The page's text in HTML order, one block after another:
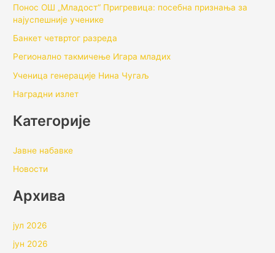
Понос ОШ „Младост“ Пригревица: посебна признања за
најуспешније ученике
Банкет четвртог разреда
Регионално такмичењe Игара младих
Ученица генерације Нина Чугаљ
Наградни излет
Категорије
Јавне набавке
Новости
Архивa
јул 2026
јун 2026